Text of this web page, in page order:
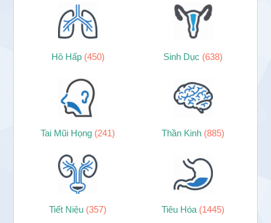
Hô Hấp (450) Sinh Dục (638)
Tai Mũi Họng (241) Thần Kinh (885)
Tiết Niệu (357) Tiêu Hóa (1445)